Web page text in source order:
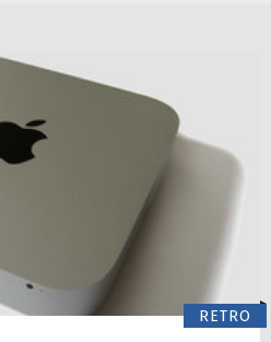
RETRO